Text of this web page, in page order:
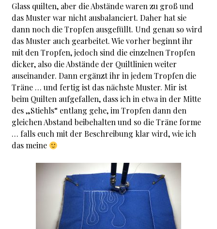
Glass quilten, aber die Abstände waren zu groß und
das Muster war nicht ausbalanciert. Daher hat sie
dann noch die Tropfen ausgefüllt. Und genau so wird
das Muster auch gearbeitet. Wie vorher beginnt ihr
mit den Tropfen, jedoch sind die einzelnen Tropfen
dicker, also die Abstände der Quiltlinien weiter
auseinander. Dann ergänzt ihr in jedem Tropfen die
Träne … und fertig ist das nächste Muster. Mir ist
beim Quilten aufgefallen, dass ich in etwa in der Mitte
des „Stiehls“ entlang gehe, im Tropfen dann den
gleichen Abstand beibehalten und so die Träne forme
… falls euch mit der Beschreibung klar wird, wie ich
das meine